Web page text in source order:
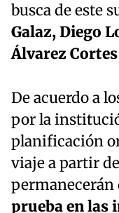
busca de este
Galaz, Diego
Álvarez
De acuerdo a
por la
planificación
viaje a partir
permanecerán
prueba en las